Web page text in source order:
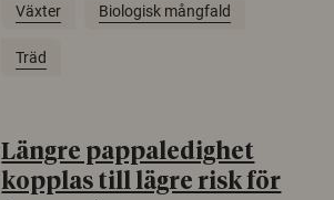
Växter Biologisk mångfald
Träd
Längre pappaledighet
kopplas till lägre risk för